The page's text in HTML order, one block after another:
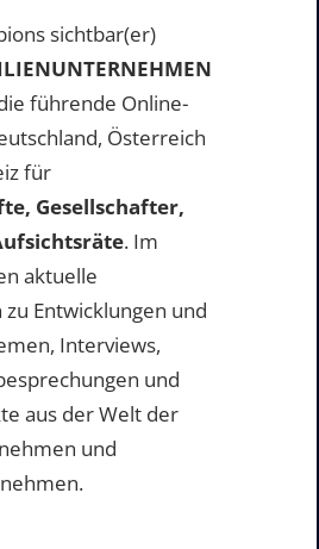
sichtbar(er)
führende Online-
Österreich
für
Gesellschafter,
. Im
aktuelle
Entwicklungen und
Interviews,
und
aus der Welt der
und